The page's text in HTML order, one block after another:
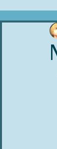
Lo que leo